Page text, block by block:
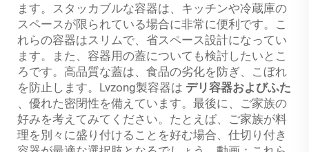
ます。スタッカブルな容器は、キッチンや冷蔵庫の
スペースが限られている場合に非常に便利です。こ
れらの容器はスリムで、省スペース設計になってい
ます。また、容器用の蓋についても検討したいとこ
ろです。高品質な蓋は、食品の劣化を防ぎ、こぼれ
を防止します。Lvzong製容器は デリ容器およびふた
、優れた密閉性を備えています。最後に、ご家族の
好みを考えてみてください。たとえば、ご家族が料
理を別々に盛り付けることを好む場合、仕切り付き